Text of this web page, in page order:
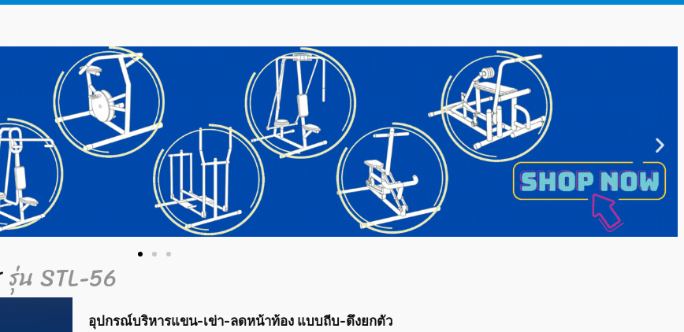
รุ่น STL-56
อุปกรณ์บริหารแขน-เข่า-ลดหน้าท้อง แบบถีบ-ดึงยกตัว